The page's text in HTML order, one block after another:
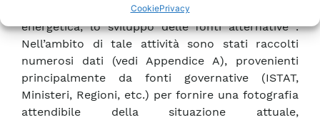
CookiePrivacy
energetico, la spesa per l’aumento dell’efficienza
energetica, lo sviluppo delle fonti alternative .
Nell’ambito di tale attività sono stati raccolti
numerosi dati (vedi Appendice A), provenienti
principalmente da fonti governative (ISTAT,
Ministeri, Regioni, etc.) per fornire una fotografia
attendibile della situazione attuale,